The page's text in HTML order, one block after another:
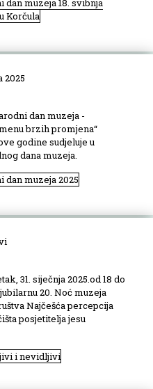
muzeja 18. svibnja
Korčula
2025
dan muzeja -
brzih promjena“
godine sudjeluje u
dana muzeja.
dan muzeja 2025
31. siječnja 2025.od 18 do
20. Noć muzeja
Najčešća percepcija
posjetitelja jesu
i nevidljivi